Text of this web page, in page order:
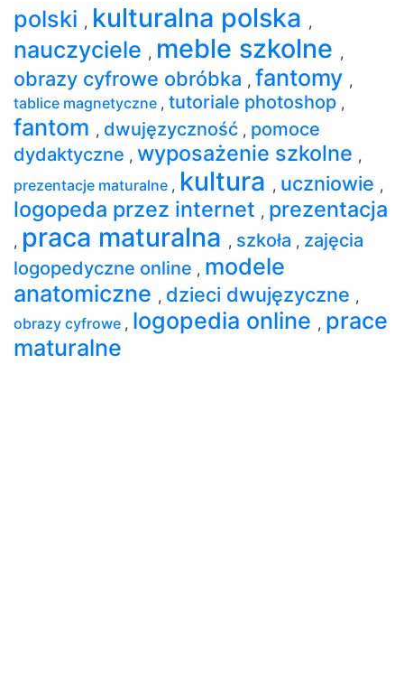
polski , kulturalna polska ,
nauczyciele , meble szkolne ,
obrazy cyfrowe obróbka , fantomy ,
tablice magnetyczne , tutoriale photoshop ,
fantom , dwujęzyczność , pomoce
dydaktyczne , wyposażenie szkolne ,
prezentacje maturalne , kultura , uczniowie ,
logopeda przez internet , prezentacja
, praca maturalna , szkoła , zajęcia
logopedyczne online , modele
anatomiczne , dzieci dwujęzyczne ,
obrazy cyfrowe , logopedia online , prace
maturalne